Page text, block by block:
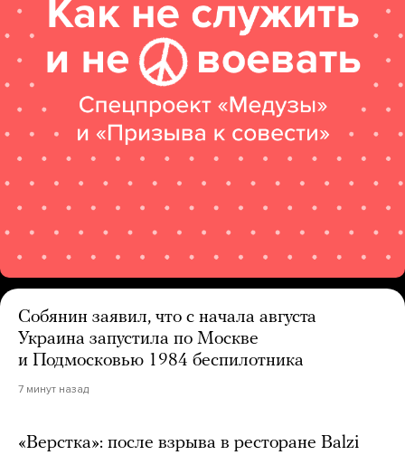
Собянин заявил, что с начала августа
Украина запустила по Москве
и Подмосковью 1984 беспилотника
7 минут назад
«Верстка»: после взрыва в ресторане Balzi